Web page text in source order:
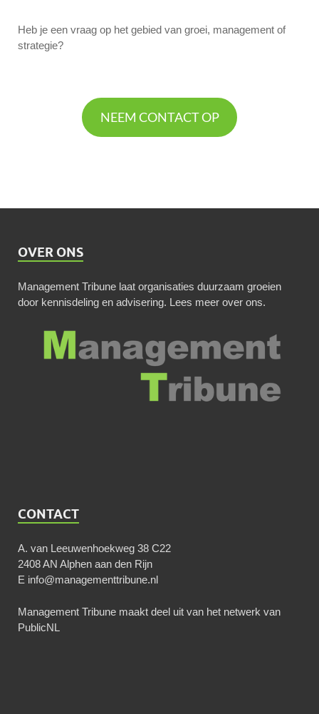
Heb je een vraag op het gebied van groei, management of
strategie?
NEEM CONTACT OP
OVER ONS
Management Tribune laat organisaties duurzaam groeien
door kennisdeling en advisering. Lees meer over ons.
CONTACT
A. van Leeuwenhoekweg 38 C22
2408 AN Alphen aan den Rijn
E info@managementtribune.nl
Management Tribune maakt deel uit van het netwerk van
PublicNL